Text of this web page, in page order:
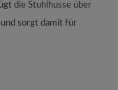
die Stuhlhusse über
sorgt damit für